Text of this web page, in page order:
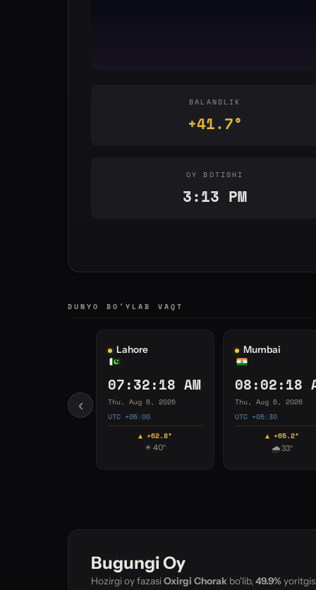
BALANDLIK
+41.7°
OY BOTISHI
3:13 PM
DUNYO BOʻYLAB VAQT
‹
Ho Chi Minh City
09:32:19 AM
Thu, Aug 6, 2026
UTC +07:00
▲ +31.2°
🌧 26°
Shanghai
10:32:19
Thu, Aug 6, 2026
UTC +08:00
▲ +22.6°
⛅ 40°
Bugungi Oy
Hozirgi oy fazasiOxirgi Chorak bo'lib, 49.9%